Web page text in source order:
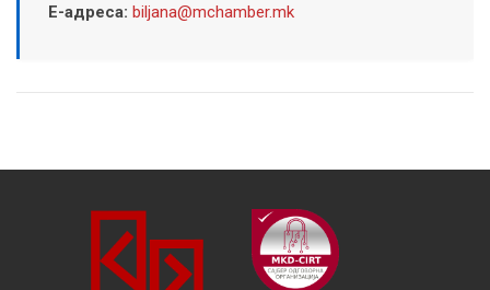
Е-адреса: biljana@mchamber.mk